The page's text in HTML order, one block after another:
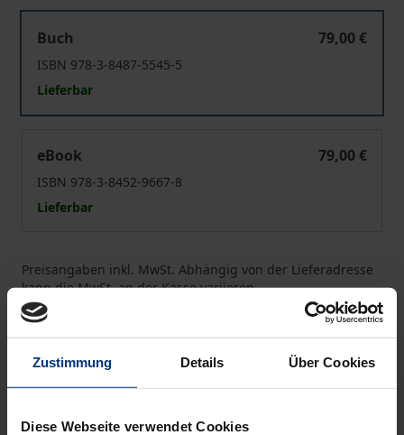
Zustimmung Details Über Cookies
Diese Webseite verwendet Cookies
Buch
79,00 €
ISBN 978-3-8487-5545-5
Lieferbar
eBook
79,00 €
ISBN 978-3-8452-9667-8
Lieferbar
Preisangaben inkl. MwSt. Abhängig von der Lieferadresse
kann die MwSt. an der Kasse variieren.
In den Warenkorb
Zur Wunschliste hinzufügen
Hinweise zu Versandkosten